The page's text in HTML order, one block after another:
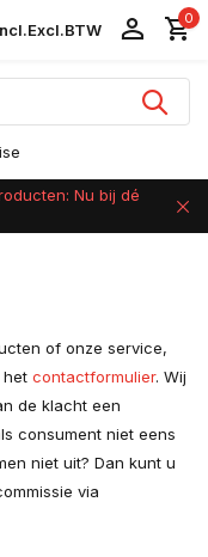
Excl.BTW
0
Nu bij dé
of onze service,
het contactformulier. Wij
de klacht een
consument niet eens
niet uit? Dan kunt u
via